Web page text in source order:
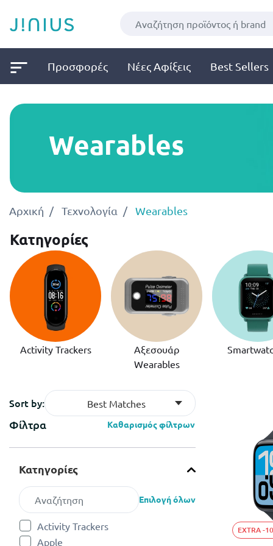
Προσφορές Νέες Αφίξεις Best Sellers
Wearables
Αρχική Τεχνολογία Wearables
Κατηγορίες
Activity Trackers
Αξεσουάρ
Wearables
Sort by: Best Matches
Φίλτρα Καθαρισμός φίλτρων
Κατηγορίες
Επιλογή όλων
Activity Trackers
Refine by Κατηγορίες: Activity Trackers
Apple
EXTRA -